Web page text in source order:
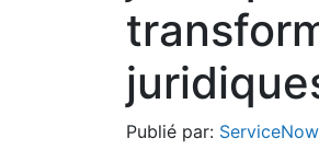
Publié par: ServiceNow